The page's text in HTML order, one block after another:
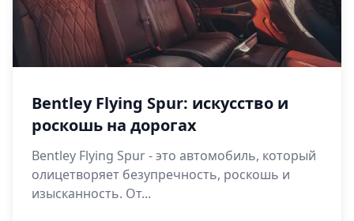
Bentley Flying Spur: искусство и
роскошь на дорогах
Bentley Flying Spur - это автомобиль, который
олицетворяет безупречность, роскошь и
изысканность. От...